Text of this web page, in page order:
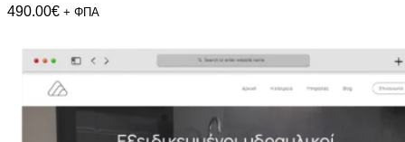
490.00€ + ΦΠΑ